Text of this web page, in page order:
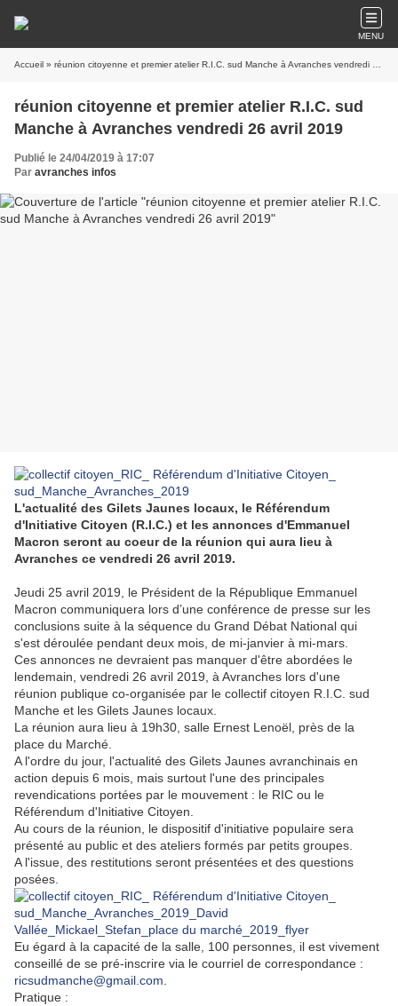
MENU
Accueil » réunion citoyenne et premier atelier R.I.C. sud Manche à Avranches vendredi 26 avril 2019
réunion citoyenne et premier atelier R.I.C. sud
Manche à Avranches vendredi 26 avril 2019
Publié le 24/04/2019 à 17:07
Par avranches infos
L'actualité des Gilets Jaunes locaux, le Référendum
d'Initiative Citoyen (R.I.C.) et les annonces d'Emmanuel
Macron seront au coeur de la réunion qui aura lieu à
Avranches ce vendredi 26 avril 2019.
Jeudi 25 avril 2019, le Président de la République Emmanuel
Macron communiquera lors d’une conférence de presse sur les
conclusions suite à la séquence du Grand Débat National qui
s'est déroulée pendant deux mois, de mi-janvier à mi-mars.
Ces annonces ne devraient pas manquer d'être abordées le
lendemain, vendredi 26 avril 2019, à Avranches lors d'une
réunion publique co-organisée par le collectif citoyen R.I.C. sud
Manche et les Gilets Jaunes locaux.
La réunion aura lieu à 19h30, salle Ernest Lenoël, près de la
place du Marché.
A l'ordre du jour, l'actualité des Gilets Jaunes avranchinais en
action depuis 6 mois, mais surtout l'une des principales
revendications portées par le mouvement : le RIC ou le
Référendum d'Initiative Citoyen.
Au cours de la réunion, le dispositif d'initiative populaire sera
présenté au public et des ateliers formés par petits groupes.
A l'issue, des restitutions seront présentées et des questions
posées.
Eu égard à la capacité de la salle, 100 personnes, il est vivement
conseillé de se pré-inscrire via le courriel de correspondance :
ricsudmanche@gmail.com
Pratique :